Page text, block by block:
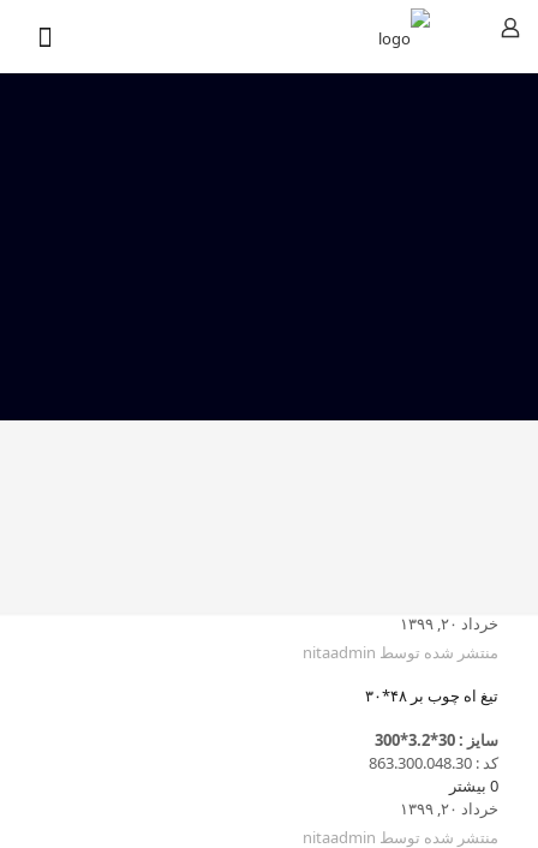
خرداد ۲۰, ۱۳۹۹
منتشر شده توسط nitaadmin
تیغ اه چوب بر ۴۸*۳۰
سایز : 30*3.2*300
کد : 863.300.048.30
0 بیشتر
خرداد ۲۰, ۱۳۹۹
منتشر شده توسط nitaadmin